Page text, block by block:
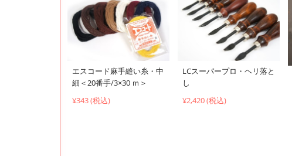
エスコード麻手縫い糸・中
細＜20番手/3×30 ｍ＞
¥343 (税込)
LCスーパープロ・ヘリ落と
し
¥2,420 (税込)